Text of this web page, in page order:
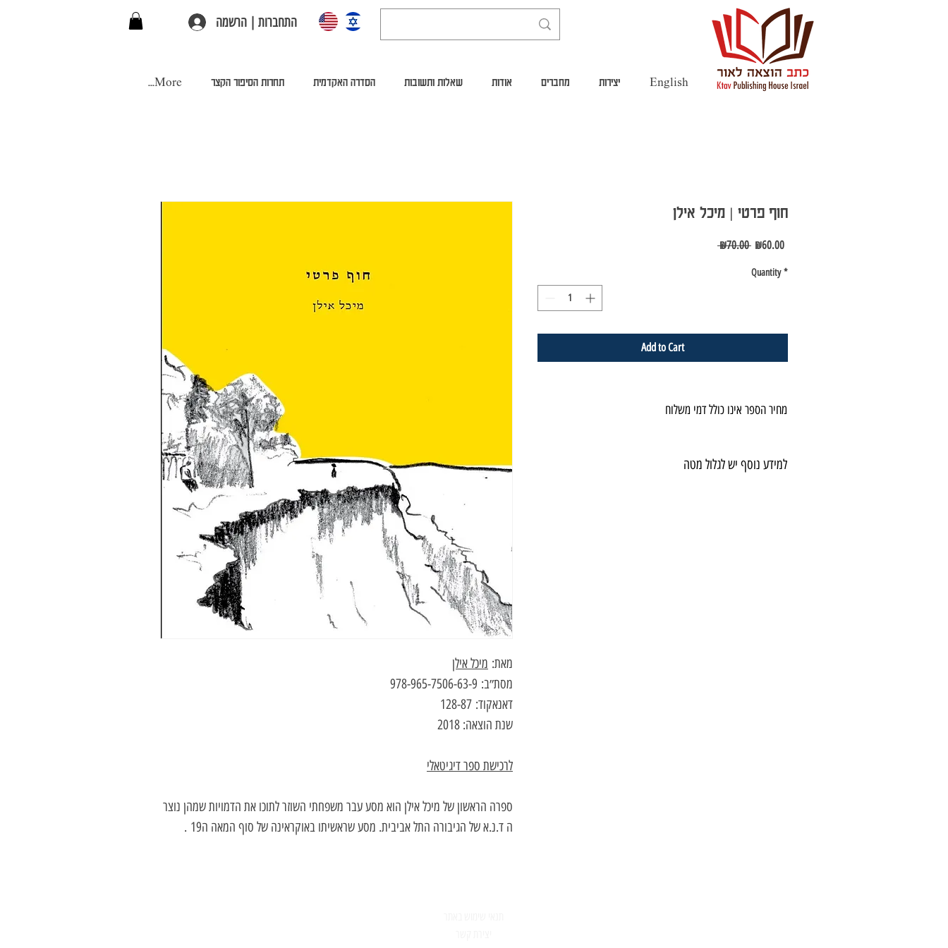
התחברות | הרשמה
English יצירות מחברים אודות שאלות ותשובות הסדרה האקדמית תחרות הסיפור הקצר More...
מאת: מיכל אילן
מסת״ב: 978-965-7506-63-9
דאנאקוד: 128-87
שנת הוצאה: 2018
לרכישת ספר דיגיטאלי
ספרה הראשון של מיכל אילן הוא מסע עבר משפחתי השוזר לתוכו את הדמויות שמהן נוצר
ה ד.נ.א של הגיבורה התל אביבית. מסע שראשיתו באוקראינה של סוף המאה ה19
.
חוף פרטי | מיכל אילן
₪70.00 Regular
₪60.00Sale
Quantity *
Add to Cart
מחיר הספר אינו כולל דמי משלוח
למידע נוסף יש לגלול מטה